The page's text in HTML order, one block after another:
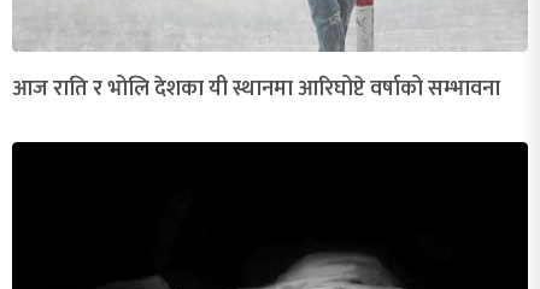
आज राति र भोलि देशका यी स्थानमा आरिघोप्टे वर्षाको सम्भावना